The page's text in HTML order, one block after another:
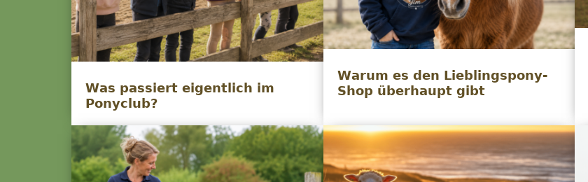
Was passiert eigentlich im
Ponyclub?
Warum es den Lieblingspony-
Shop überhaupt gibt